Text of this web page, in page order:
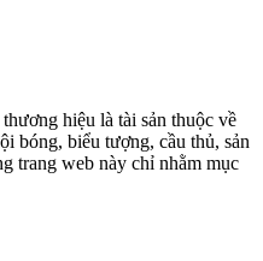
hiệu là tài sản thuộc về
bóng, biểu tượng, cầu thủ, sản
trang web này chỉ nhằm mục